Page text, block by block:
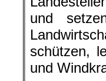
und
schützen,
und